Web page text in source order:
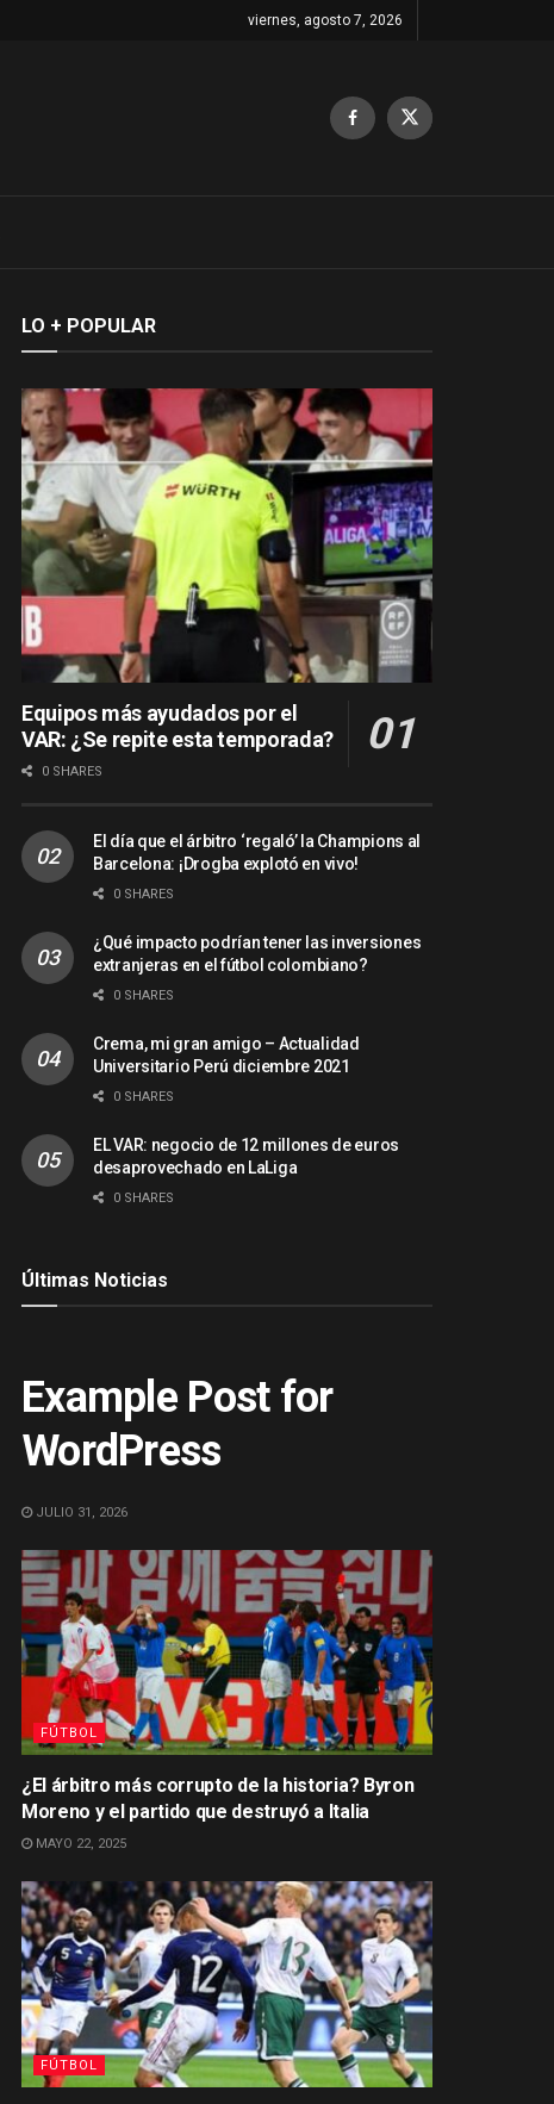
viernes, agosto 7, 2026
LO + POPULAR
Equipos más ayudados por el
VAR: ¿Se repite esta temporada?
0 SHARES
El día que el árbitro ‘regaló’ la Champions al
Barcelona: ¡Drogba explotó en vivo!
0 SHARES
¿Qué impacto podrían tener las inversiones
extranjeras en el fútbol colombiano?
0 SHARES
Crema, mi gran amigo – Actualidad
Universitario Perú diciembre 2021
0 SHARES
EL VAR: negocio de 12 millones de euros
desaprovechado en LaLiga
0 SHARES
Últimas Noticias
Example Post for
WordPress
JULIO 31, 2026
FÚTBOL
¿El árbitro más corrupto de la historia? Byron
Moreno y el partido que destruyó a Italia
MAYO 22, 2025
FÚTBOL